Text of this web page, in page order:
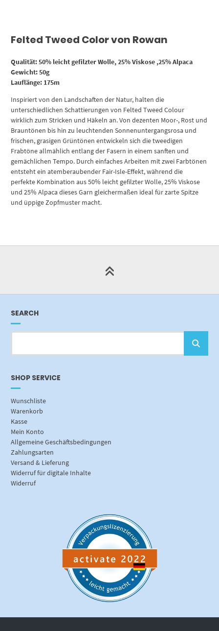
Felted Tweed Color von Rowan
Qualität: 50% leicht gefilzter Wolle, 25% Viskose ,25% Alpaca
Gewicht: 50g
Lauflänge: 175m
Inspiriert von den Landschaften der Natur, halten die
unterschiedlichen Schattierungen von Felted Tweed Colour
wirklich zum Stricken und Häkeln an. Von dezenten Moor-, Rost und
Brauntönen bis hin zu leuchtenden Sonnenuntergangsrosa und
frischen, grasigen Grüntönen entwickeln sich die tweedigen
Frabtöne allmählich entlang der Fasern in einem sanften und
gemächlichen Tempo. Durch einfaches Arbeiten mit zwei Farbtönen
entsteht ein atemberaubender Fair-Isle-Effekt, während die
perfekte Kombination aus 50% leicht gefilzter Wolle, 25% Viskose
und 25% Alpaca dieses Garn gleichermaßen ideal für zarte Spitze
und üppige Zopfmuster macht.
SEARCH
SHOP SERVICE
Wunschliste
Warenkorb
Kasse
Mein Konto
Allgemeine Geschäftsbedingungen
Zahlungsarten
Versand & Lieferung
Widerruf für digitale Inhalte
Widerruf